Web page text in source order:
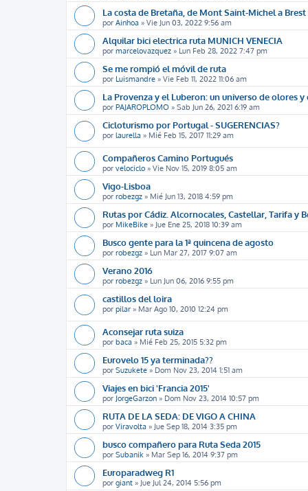
La costa de Bretaña, de Mont Saint-Michel a Brest
por Ainhoa » Vie Jun 03, 2022 9:56 am
Alquilar bici electrica ruta MUNICH VENECIA
por marcelovazquez » Lun Feb 28, 2022 7:47 pm
Se me rompió el móvil de ruta
por Luismandre » Vie Feb 11, 2022 11:06 am
La Provenza y el Luberon: un universo de olores y
por PAJAROPLOMO » Sab Jun 26, 2021 6:19 am
Cicloturismo por Portugal - SUGERENCIAS?
por laurella » Mié Feb 15, 2017 11:29 am
Compañeros Camino Portugués
por velociclo » Vie Nov 15, 2019 8:05 am
Vigo-Lisboa
por robezgz » Mié Jun 13, 2018 4:59 pm
Rutas por Cádiz. Alcornocales, Castellar, Tarifa y
por MikeBike » Jue Ene 25, 2018 10:39 am
Busco gente para la 1ª quincena de agosto
por robezgz » Lun Mar 27, 2017 9:07 am
Verano 2016
por robezgz » Lun Jun 06, 2016 9:55 pm
castillos del loira
por pilar » Mar Ago 10, 2010 12:24 pm
Aconsejar ruta suiza
por baca » Mié Feb 25, 2015 5:32 pm
Eurovelo 15 ya terminada??
por Suzukete » Dom Nov 23, 2014 1:51 am
Viajes en bici 'Francia 2015'
por JorgeGarzon » Dom Nov 23, 2014 10:57 pm
RUTA DE LA SEDA: DE VIGO A CHINA
por Viravolta » Jue Sep 18, 2014 3:35 pm
busco compañero para Ruta Seda 2015
por Subanik » Mar Sep 16, 2014 9:37 pm
Europaradweg R1
por giant » Jue Jul 24, 2014 5:56 pm